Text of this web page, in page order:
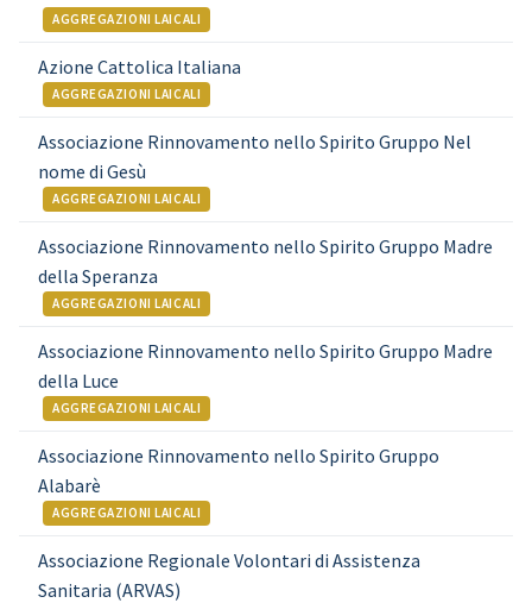
AGGREGAZIONI LAICALI
Azione Cattolica Italiana
AGGREGAZIONI LAICALI
Associazione Rinnovamento nello Spirito Gruppo Nel
nome di Gesù
AGGREGAZIONI LAICALI
Associazione Rinnovamento nello Spirito Gruppo Madre
della Speranza
AGGREGAZIONI LAICALI
Associazione Rinnovamento nello Spirito Gruppo Madre
della Luce
AGGREGAZIONI LAICALI
Associazione Rinnovamento nello Spirito Gruppo
Alabarè
AGGREGAZIONI LAICALI
Associazione Regionale Volontari di Assistenza
Sanitaria (ARVAS)